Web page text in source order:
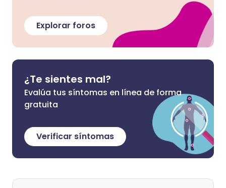
Explorar foros
¿Te sientes mal?
Evalúa tus síntomas en línea de forma
gratuita
Verificar síntomas